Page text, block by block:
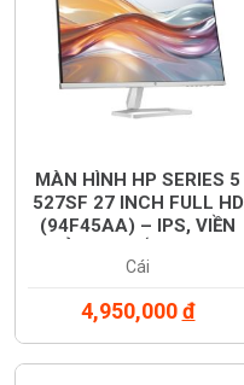
MÀN HÌNH HP SERIES 5
527SF 27 INCH FULL HD
(94F45AA) – IPS, VIỀN
CHÍNH HÃNG
Cái
4,950,000đ